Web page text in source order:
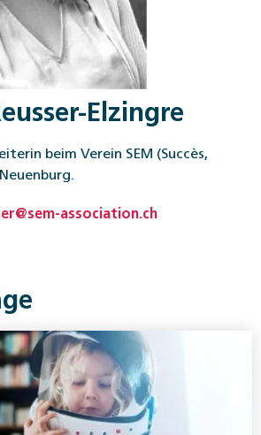
Elzingre
beim Verein SEM (Succès,
association.ch